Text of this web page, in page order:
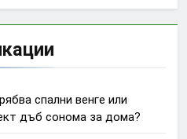
спални венге или
дъб сонома за дома?